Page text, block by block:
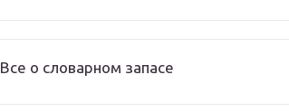
Все о словарном запасе